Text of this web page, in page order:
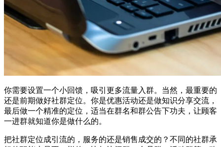
你需要设置一个小回馈，吸引更多流量入群。当然，最重要的
还是前期做好社群定位。你是优惠活动还是做知识分享交流，
最后做一个精准的定位，适当在群名和群公告下功夫，让顾客
一进群就知道你是做什么的。
把社群定位成引流的，服务的还是销售成交的？不同的社群承